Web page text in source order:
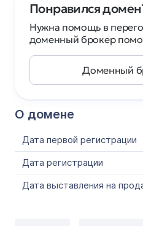
О домене
Дата первой регистрации
Дата регистрации
Дата выставления на
Понравился
Нужна помощь в
доменный брокер
Доменный